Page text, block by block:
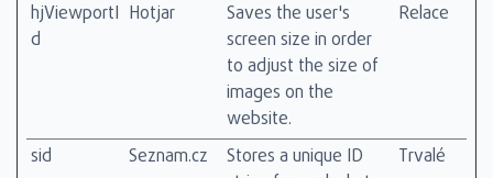
hjViewportI
d
Hotjar
Saves the user's
screen size in order
to adjust the size of
images on the
website.
Relace
sid Seznam.cz
Stores a unique ID
Trvalé